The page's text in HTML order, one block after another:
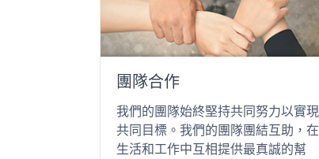
團隊合作
我們的團隊始終堅持共同努力以實現
共同目標。我們的團隊團結互助，在
生活和工作中互相提供最真誠的幫